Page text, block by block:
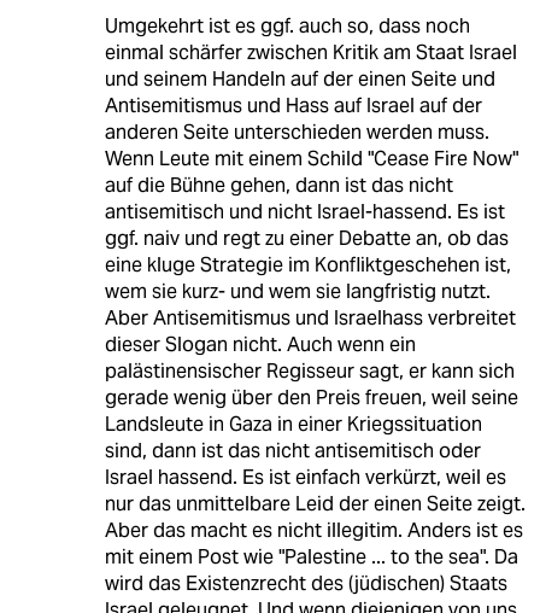
Umgekehrt ist es ggf. auch so, dass noch
einmal schärfer zwischen Kritik am Staat Israel
und seinem Handeln auf der einen Seite und
Antisemitismus und Hass auf Israel auf der
anderen Seite unterschieden werden muss.
Wenn Leute mit einem Schild "Cease Fire Now"
auf die Bühne gehen, dann ist das nicht
antisemitisch und nicht Israel-hassend. Es ist
ggf. naiv und regt zu einer Debatte an, ob das
eine kluge Strategie im Konfliktgeschehen ist,
wem sie kurz- und wem sie langfristig nutzt.
Aber Antisemitismus und Israelhass verbreitet
dieser Slogan nicht. Auch wenn ein
palästinensischer Regisseur sagt, er kann sich
gerade wenig über den Preis freuen, weil seine
Landsleute in Gaza in einer Kriegssituation
sind, dann ist das nicht antisemitisch oder
Israel hassend. Es ist einfach verkürzt, weil es
nur das unmittelbare Leid der einen Seite zeigt.
Aber das macht es nicht illegitim. Anders ist es
mit einem Post wie "Palestine ... to the sea". Da
wird das Existenzrecht des (jüdischen) Staats